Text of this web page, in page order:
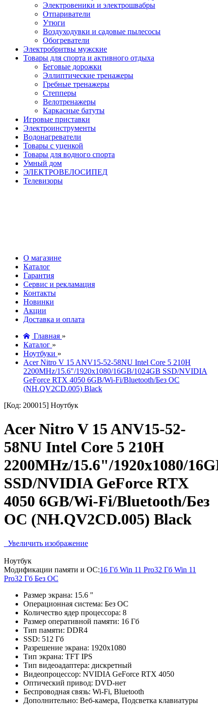
Электровеники и электрошвабры
Отпариватели
Утюги
Воздуходувки и садовые пылесосы
Обогреватели
Электробритвы мужские
Товары для спорта и активного отдыха
Беговые дорожки
Эллиптические тренажеры
Гребные тренажеры
Степперы
Велотренажеры
Каркасные батуты
Игровые приставки
Электроинструменты
Водонагреватели
Товары с уценкой
Товары для водного спорта
Умный дом
ЭЛЕКТРОВЕЛОСИПЕД
Телевизоры
О магазине
Каталог
Гарантия
Сервис и рекламация
Контакты
Новинки
Акции
Доставка и оплата
Главная »
Каталог »
Ноутбуки »
Acer Nitro V 15 ANV15-52-58NU Intel Core 5 210H
2200MHz/15.6"/1920x1080/16GB/1024GB SSD/NVIDIA
GeForce RTX 4050 6GB/Wi-Fi/Bluetooth/Без ОС
(NH.QV2CD.005) Black
[Код: 200015] Ноутбук
Acer Nitro V 15 ANV15-52-
58NU Intel Core 5 210H
2200MHz/15.6"/1920x1080/
SSD/NVIDIA GeForce RTX
4050 6GB/Wi-Fi/Bluetooth/Без
ОС (NH.QV2CD.005) Black
Увеличить изображение
Ноутбук
Модификации памяти и ОС:16 Гб Win 11 Pro32 Гб Win 11
Pro32 Гб Без ОС
Размер экрана: 15.6 "
Операционная система: Без ОС
Количество ядер процессора: 8
Размер оперативной памяти: 16 Гб
Тип памяти: DDR4
SSD: 512 Гб
Разрешение экрана: 1920x1080
Тип экрана: TFT IPS
Тип видеоадаптера: дискретный
Видеопроцессор: NVIDIA GeForce RTX 4050
Оптический привод: DVD-нет
Беспроводная связь: Wi-Fi, Bluetooth
Дополнительно: Веб-камера, Подсветка клавиатуры